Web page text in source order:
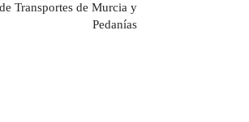
Transportes de Murcia y
Pedanías